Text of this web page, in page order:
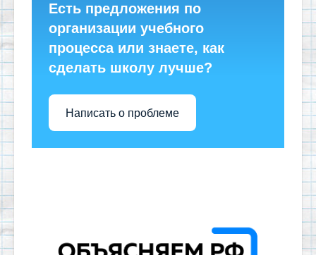
Есть предложения по
организации учебного
процесса или знаете, как
сделать школу лучше?
Написать о проблеме